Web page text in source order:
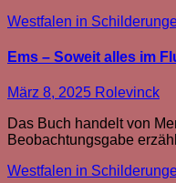
Westfalen in
Ems – Soweit alles im
März 8, 2025 Rolevinck
Das Buch handelt von
Beobachtungsgabe
Westfalen in